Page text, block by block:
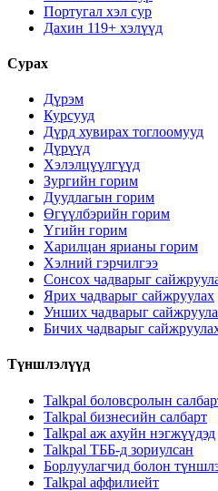
Португал хэл сур
Дахин 119+ хэлүүд
Сурах
Дүрэм
Курсууд
Дүрд хувирах тоглоомууд
Дүрүүд
Хэлэлцүүлгүүд
Зургийн горим
Дуудлагын горим
Өгүүлбэрийн горим
Үгийн горим
Харилцан ярианы горим
Хэлний гэрчилгээ
Сонсох чадварыг
Ярих чадварыг сайжруулах
Унших чадварыг
Бичих чадварыг
Түншлэлүүд
Talkpal боловсролын
Talkpal бизнесийн салбарт
Talkpal аж ахуйн нэгжүүдэд
Talkpal ТББ-д зориулсан
Борлуулагчид болон
Talkpal аффилиейт